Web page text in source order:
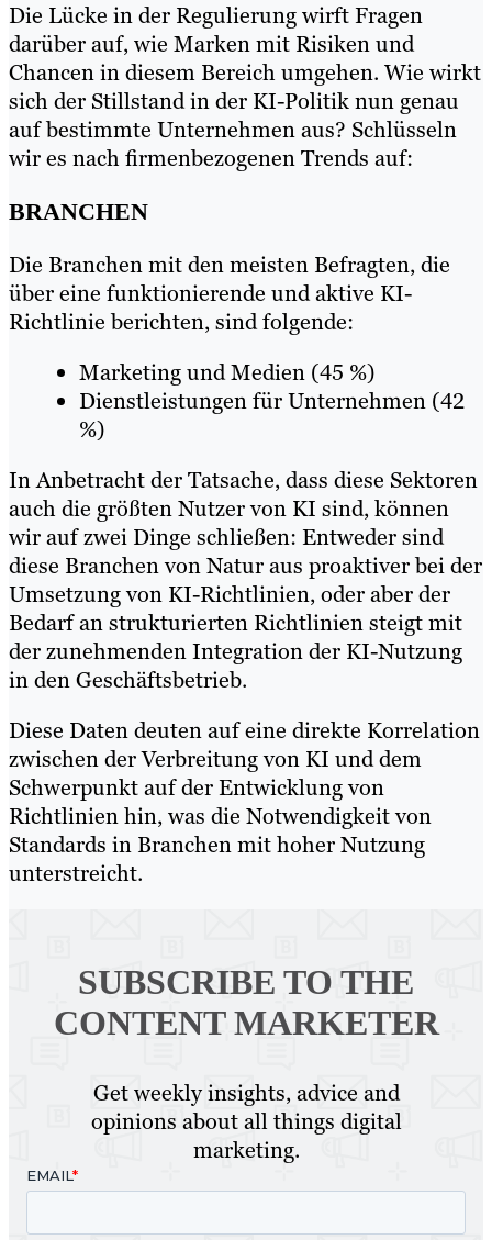
Die Lücke in der Regulierung wirft Fragen
darüber auf, wie Marken mit Risiken und
Chancen in diesem Bereich umgehen. Wie wirkt
sich der Stillstand in der KI-Politik nun genau
auf bestimmte Unternehmen aus? Schlüsseln
wir es nach firmenbezogenen Trends auf:
BRANCHEN
Die Branchen mit den meisten Befragten, die
über eine funktionierende und aktive KI-
Richtlinie berichten, sind folgende:
Marketing und Medien (45 %)
Dienstleistungen für Unternehmen (42
%)
In Anbetracht der Tatsache, dass diese Sektoren
auch die größten Nutzer von KI sind, können
wir auf zwei Dinge schließen: Entweder sind
diese Branchen von Natur aus proaktiver bei der
Umsetzung von KI-Richtlinien, oder aber der
Bedarf an strukturierten Richtlinien steigt mit
der zunehmenden Integration der KI-Nutzung
in den Geschäftsbetrieb.
Diese Daten deuten auf eine direkte Korrelation
zwischen der Verbreitung von KI und dem
Schwerpunkt auf der Entwicklung von
Richtlinien hin, was die Notwendigkeit von
Standards in Branchen mit hoher Nutzung
unterstreicht.
SUBSCRIBE TO THE
CONTENT MARKETER
Get weekly insights, advice and
opinions about all things digital
marketing.